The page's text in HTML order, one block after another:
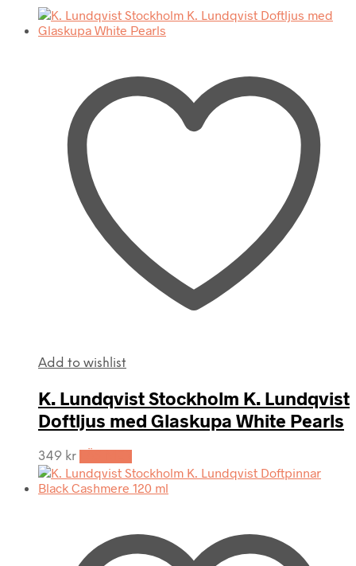
Add to wishlist
K. Lundqvist Stockholm K. Lundqvist
Doftljus med Glaskupa White Pearls
349 kr